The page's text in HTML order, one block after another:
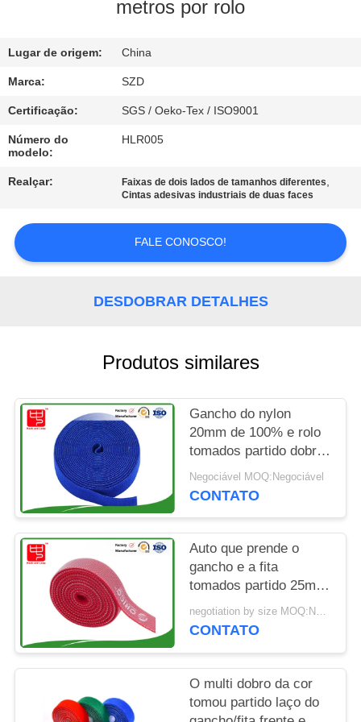
DE
QUALIDADE
CONTACTE-
NOS
SOLICITE UM
ORÇAMENTO
SITE
POLÍTICA
PRIVACIDADE
metros por rolo
Lugar de origem: China
Marca: SZD
Certificação: SGS / Oeko-Tex / ISO9001
Número do
modelo:
HLR005
Realçar: Faixas de dois lados de tamanhos diferentes,
Cintas adesivas industriais de duas faces
FALE CONOSCO!
DESDOBRAR DETALHES
Produtos similares
Gancho do nylon
20mm de 100% e rolo
tomados partido dobro
do laço
Negociável MOQ:Negociável
CONTATO
Auto que prende o
gancho e a fita
tomados partido 25m
dobro reusáveis do
laço
negotiation by size MOQ:Negociável
CONTATO
O multi dobro da cor
tomou partido laço do